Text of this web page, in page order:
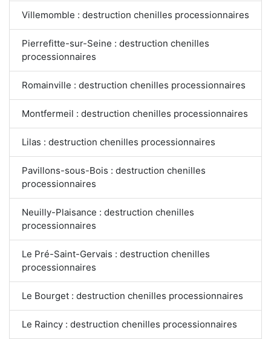
Villemomble : destruction chenilles processionnaires
Pierrefitte-sur-Seine : destruction chenilles
processionnaires
Romainville : destruction chenilles processionnaires
Montfermeil : destruction chenilles processionnaires
Lilas : destruction chenilles processionnaires
Pavillons-sous-Bois : destruction chenilles
processionnaires
Neuilly-Plaisance : destruction chenilles
processionnaires
Le Pré-Saint-Gervais : destruction chenilles
processionnaires
Le Bourget : destruction chenilles processionnaires
Le Raincy : destruction chenilles processionnaires